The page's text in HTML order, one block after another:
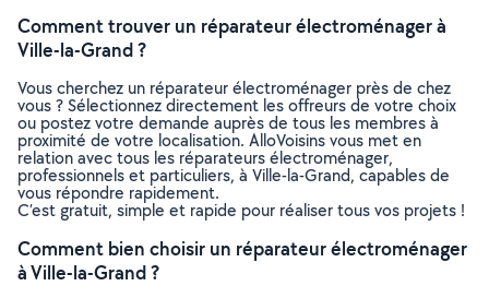
Comment trouver un réparateur électroménager à
Ville-la-Grand ?
Vous cherchez un réparateur électroménager près de chez
vous ? Sélectionnez directement les offreurs de votre choix
ou postez votre demande auprès de tous les membres à
proximité de votre localisation. AlloVoisins vous met en
relation avec tous les réparateurs électroménager,
professionnels et particuliers, à Ville-la-Grand, capables de
vous répondre rapidement.
C’est gratuit, simple et rapide pour réaliser tous vos projets !
Comment bien choisir un réparateur électroménager
à Ville-la-Grand ?